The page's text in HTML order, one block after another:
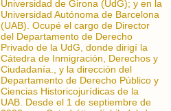
Universidad de Girona (UdG); y en la
Universidad Autónoma de Barcelona
(UAB). Ocupé el cargo de Director
del Departamento de Derecho
Privado de la UdG, donde dirigí la
Cátedra de Inmigración, Derechos y
Ciudadanía.
, y la dirección del
Departamento de Derecho Público y
Ciencias Historicojurídicas de la
UAB. Desde el 1 de septiembre de